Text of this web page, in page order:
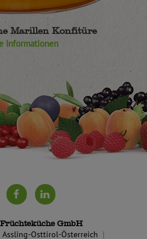
Marillen Konfitüre
Informationen
GmbH
Assling-Osttirol-Österreich